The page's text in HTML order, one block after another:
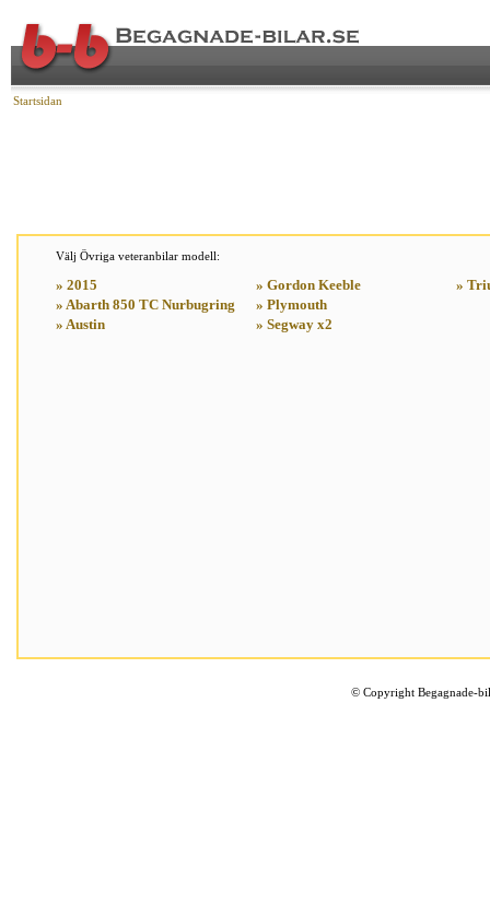
Startsidan
Välj Övriga veteranbilar modell:
» 2015
» Abarth 850 TC Nurbugring
» Austin
» Gordon Keeble
» Plymouth
» Segway x2
»
© Copyright Begagnade-